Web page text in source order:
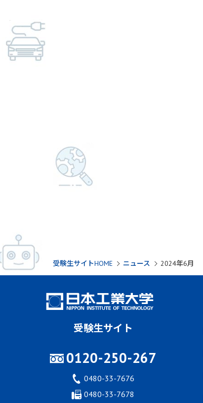
受験生サイトHOME ニュース 2024年6月
受験生サイト
0120-250-267
0480-33-7676
0480-33-7678